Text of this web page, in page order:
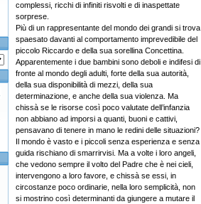
complessi, ricchi di infiniti risvolti e di inaspettate
sorprese.
Più di un rappresentante del mondo dei grandi si trova
spaesato davanti al comportamento imprevedibile del
piccolo Riccardo e della sua sorellina Concettina.
Apparentemente i due bambini sono deboli e indifesi di
fronte al mondo degli adulti, forte della sua autorità,
della sua disponibilità di mezzi, della sua
determinazione, e anche della sua violenza. Ma
chissà se le risorse così poco valutate dell’infanzia
non abbiano ad imporsi a quanti, buoni e cattivi,
pensavano di tenere in mano le redini delle situazioni?
Il mondo è vasto e i piccoli senza esperienza e senza
guida rischiano di smarrirvisi. Ma a volte i loro angeli,
che vedono sempre il volto del Padre che è nei cieli,
intervengono a loro favore, e chissà se essi, in
circostanze poco ordinarie, nella loro semplicità, non
si mostrino così determinanti da giungere a mutare il